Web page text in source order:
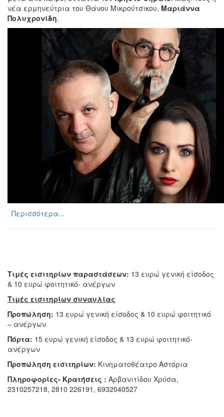
νέα ερμηνεύτρια του Θάνου Μικρούτσικου, Μαριάννα
Πολυχρονίδη.
Περισσότερα...
Τιμές εισιτηρίων παραστάσεων: 13 ευρώ γενική είσοδος
& 10 ευρώ φοιτητικό- ανέργων
Τιμές εισιτηρίων συναυλίας
Προπώληση: 13 ευρώ γενική είσοδος & 10 ευρώ φοιτητικό
– ανέργων
Πόρτα: 15 ευρώ γενική είσοδος & 13 ευρώ φοιτητικό-
ανέργων
Προπώληση εισιτηρίων: Κινηματοθέατρο Αστόρια
Πληροφορίες- Κρατήσεις : Αρβανιτίδου Χρύσα,
2310257218, 2810 226191, 6932040527